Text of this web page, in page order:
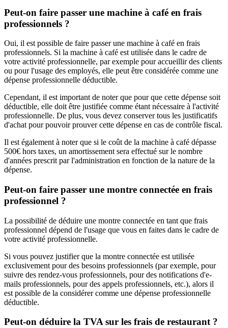
Peut-on faire passer une machine à café en frais
professionnels ?
Oui, il est possible de faire passer une machine à café en frais
professionnels. Si la machine à café est utilisée dans le cadre de
votre activité professionnelle, par exemple pour accueillir des clients
ou pour l'usage des employés, elle peut être considérée comme une
dépense professionnelle déductible.
Cependant, il est important de noter que pour que cette dépense soit
déductible, elle doit être justifiée comme étant nécessaire à l'activité
professionnelle. De plus, vous devez conserver tous les justificatifs
d'achat pour pouvoir prouver cette dépense en cas de contrôle fiscal.
Il est également à noter que si le coût de la machine à café dépasse
500€ hors taxes, un amortissement sera effectué sur le nombre
d'années prescrit par l'administration en fonction de la nature de la
dépense.
Peut-on faire passer une montre connectée en frais
professionnel ?
La possibilité de déduire une montre connectée en tant que frais
professionnel dépend de l'usage que vous en faites dans le cadre de
votre activité professionnelle.
Si vous pouvez justifier que la montre connectée est utilisée
exclusivement pour des besoins professionnels (par exemple, pour
suivre des rendez-vous professionnels, pour des notifications d'e-
mails professionnels, pour des appels professionnels, etc.), alors il
est possible de la considérer comme une dépense professionnelle
déductible.
Peut-on déduire la TVA sur les frais de restaurant ?